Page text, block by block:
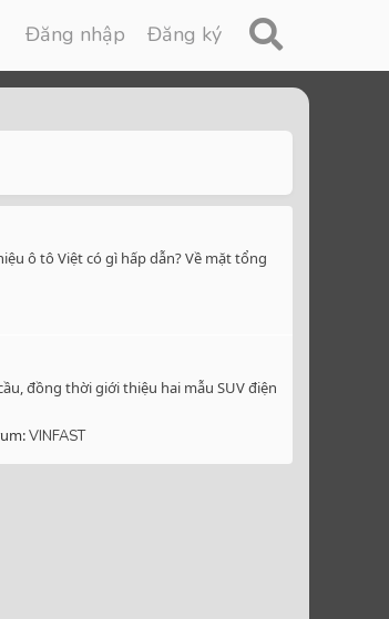
Đăng nhập Đăng ký
ô tô Việt có gì hấp dẫn? Về mặt tổng
đồng thời giới thiệu hai mẫu SUV điện
VINFAST